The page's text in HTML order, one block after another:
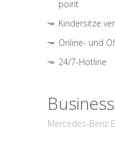
point
Kindersitze
Online- und
24/7-Hotline
Mercedes-Benz